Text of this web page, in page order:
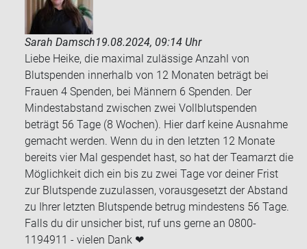
Sarah Damsch19.08.2024, 09:14 Uhr
Liebe Heike, die maximal zulässige Anzahl von
Blutspenden innerhalb von 12 Monaten beträgt bei
Frauen 4 Spenden, bei Männern 6 Spenden. Der
Mindestabstand zwischen zwei Vollblutspenden
beträgt 56 Tage (8 Wochen). Hier darf keine Ausnahme
gemacht werden. Wenn du in den letzten 12 Monate
bereits vier Mal gespendet hast, so hat der Teamarzt die
Möglichkeit dich ein bis zu zwei Tage vor deiner Frist
zur Blutspende zuzulassen, vorausgesetzt der Abstand
zu Ihrer letzten Blutspende betrug mindestens 56 Tage.
Falls du dir unsicher bist, ruf uns gerne an 0800-
1194911 - vielen Dank ❤